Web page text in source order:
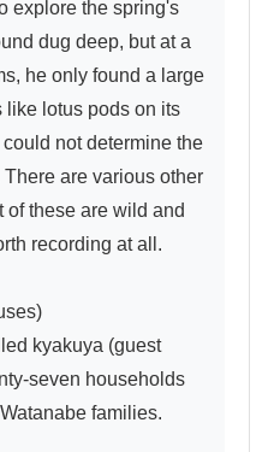
explore the spring's
dug deep, but at a
he only found a large
like lotus pods on its
not determine the
are various other
of these are wild and
recording at all.
kyakuya (guest
seven households
families.